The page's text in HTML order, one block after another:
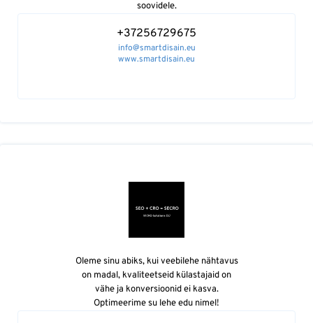
soovidele.
+37256729675
info@smartdisain.eu
www.smartdisain.eu
Oleme sinu abiks, kui veebilehe nähtavus
on madal, kvaliteetseid külastajaid on
vähe ja konversioonid ei kasva.
Optimeerime su lehe edu nimel!